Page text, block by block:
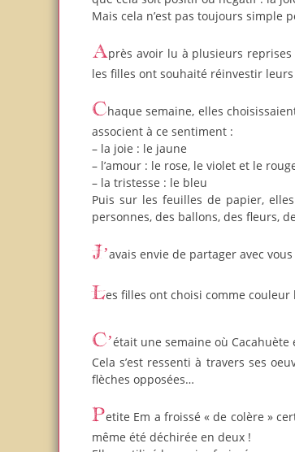
Mais cela n’est pas toujours simple
Après avoir lu à plusieurs
les filles ont souhaité réinvestir
Chaque semaine, elles choisissaient une émotion à exprimer. On prenait ensuite les couleurs de peinture qu’elles
associent à ce sentiment :
– la joie : le jaune
– l’amour : le rose, le violet et le
– la tristesse : le bleu
Puis sur les feuilles de papier,
personnes, des ballons, des fleurs,
J’avais envie de partager avec
Les filles ont choisi comme
C’était une semaine où
Cela s’est ressenti à travers ses
flèches opposées…
Petite Em a froissé « de colère » certaines de ses créations. Une des réalisations a
même été déchirée en deux !